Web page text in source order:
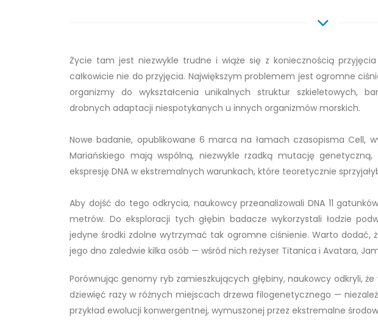
Życie tam jest niezwykle trudne i wiąże się z koniecznością
całkowicie nie do przyjęcia. Największym problemem jest ogromne
organizmy do wykształcenia unikalnych struktur szkieletowych,
drobnych adaptacji niespotykanych u innych organizmów morskich.
Nowe badanie, opublikowane 6 marca na łamach czasopisma Cell,
Mariańskiego mają wspólną, niezwykle rzadką mutację
ekspresję DNA w ekstremalnych warunkach, które teoretycznie
Aby dojść do tego odkrycia, naukowcy przeanalizowali DNA 11
metrów. Do eksploracji tych głębin badacze wykorzystali łodzie
jedyne środki zdolne wytrzymać tak ogromne ciśnienie. Warto dodać,
jego dno zaledwie kilka osób — wśród nich reżyser Titanica i Avatara,
Porównując genomy ryb zamieszkujących głębiny, naukowcy odkryli,
dziewięć razy w różnych miejscach drzewa filogenetycznego —
przykład ewolucji konwergentnej, wymuszonej przez ekstremalne